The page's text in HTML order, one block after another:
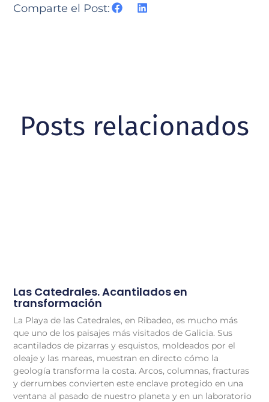
Comparte el Post:
Posts relacionados
Las Catedrales. Acantilados en
transformación
La Playa de las Catedrales, en Ribadeo, es mucho más
que uno de los paisajes más visitados de Galicia. Sus
acantilados de pizarras y esquistos, moldeados por el
oleaje y las mareas, muestran en directo cómo la
geología transforma la costa. Arcos, columnas, fracturas
y derrumbes convierten este enclave protegido en una
ventana al pasado de nuestro planeta y en un laboratorio